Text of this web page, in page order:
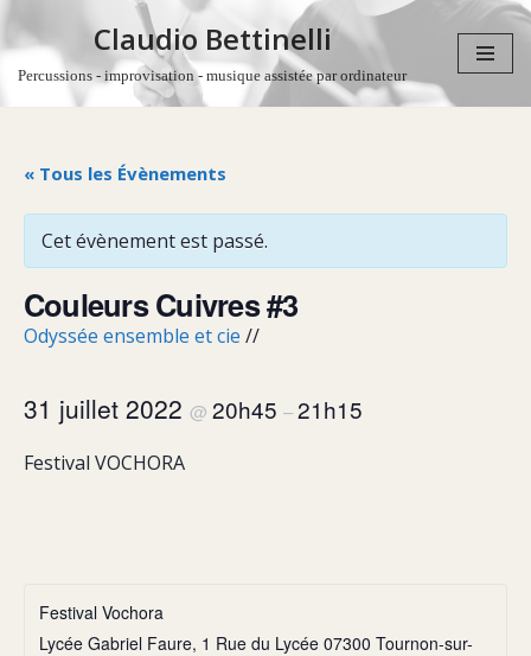
Aller
Claudio Bettinelli
Percussions - improvisation - musique assistée par ordinateur
« Tous les Évènements
Cet évènement est passé.
Couleurs Cuivres #3
Odyssée ensemble et cie //
31 juillet 2022 @ 20h45 –21h15
Festival VOCHORA
Festival Vochora
Lycée Gabriel Faure, 1 Rue du Lycée 07300 Tournon-sur-